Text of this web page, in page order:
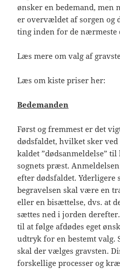
ønsker en bedemand, men
er overvældet af sorgen og
ting inden for de nærmeste
Læs mere om valg af
Læs om kiste priser her:
Bedemanden
Først og fremmest er det
dødsfaldet, hvilket sker
kaldet ”dødsanmeldelse”
sognets præst.
efter dødsfaldet. Yderligere
begravelsen skal være en
eller en bisættelse, dvs. at
sættes ned i jorden
til at følge afdødes eget
udtryk for en bestemt valg.
skal der vælges gravsten.
forskellige processer og